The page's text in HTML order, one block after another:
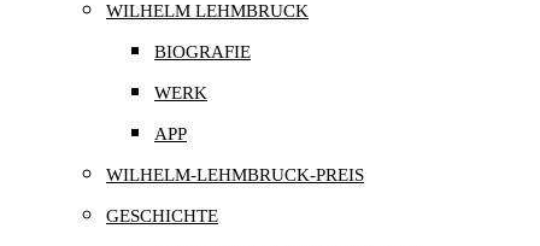
WILHELM LEHMBRUCK
BIOGRAFIE
WERK
APP
WILHELM-LEHMBRUCK-PREIS
GESCHICHTE